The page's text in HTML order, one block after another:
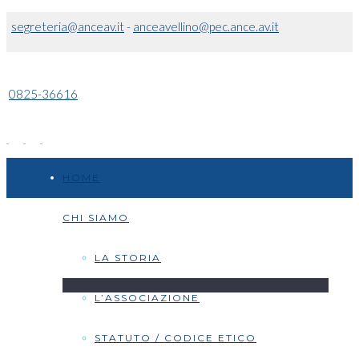
segreteria@anceav.it- anceavellino@pec.ance.av.it
0825-36616
CHI SIAMO
LA STORIA
L’ASSOCIAZIONE
STATUTO / CODICE ETICO